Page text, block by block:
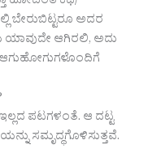
ಬೇರುಬಿಟ್ಟರೂ ಅದರ
ಯಾವುದೇ ಆಗಿರಲಿ, ಅದು
ಆಗುಹೋಗುಗಳೊಂದಿಗೆ
ಪಟಗಳಂತೆ. ಆ ದಟ್ಟ
ಸಮೃದ್ಧಗೊಳಿಸುತ್ತವೆ.